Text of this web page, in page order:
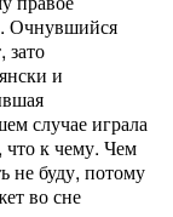
Очнувшийся
зато
и
случае играла
что к чему. Чем
не буду, потому
во сне